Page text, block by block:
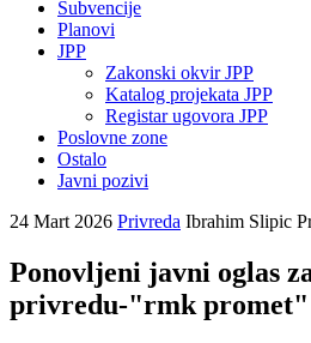
Subvencije
Planovi
JPP
Zakonski okvir JPP
Katalog projekata JPP
Registar ugovora JPP
Poslovne zone
Ostalo
Javni pozivi
24 Mart 2026 Privreda Ibrahim Slipic
Ponovljeni javni oglas
privredu-"rmk promet"